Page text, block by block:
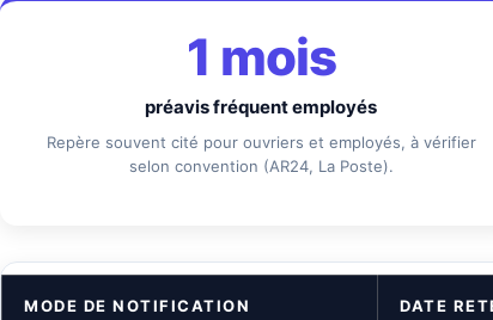
1 mois
préavis fréquent employés
Repère souvent cité pour ouvriers et employés, à vérifier
selon convention (AR24, La Poste).
MODE DE NOTIFICATION DATE